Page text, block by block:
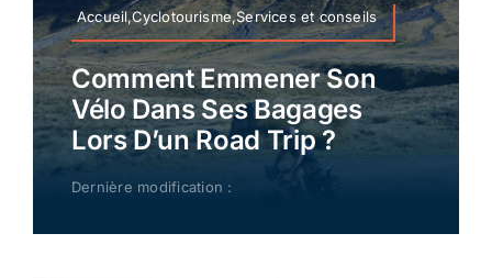
Accueil,Cyclotourisme,Services et conseils
Comment Emmener Son
Vélo Dans Ses Bagages
Lors D’un Road Trip ?
Dernière modification :